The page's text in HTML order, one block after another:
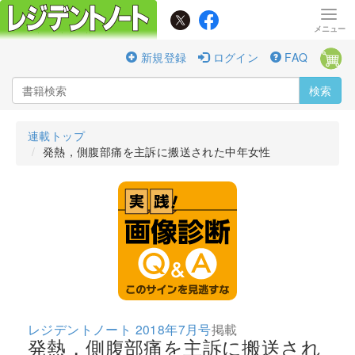
新規登録 ログイン FAQ
検索
連載トップ
発熱，側腹部痛を主訴に搬送された中年女性
レジデントノート 2018年7月号掲載
発熱，側腹部痛を主訴に搬送され